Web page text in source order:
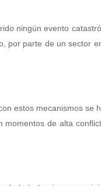
ningún evento
por parte de un sector
estos mecanismos se
de alta